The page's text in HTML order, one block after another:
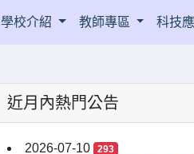
學校介紹 教師專區 科技
近月內熱門公告
2026-07-10 293